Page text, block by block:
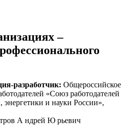
–
разработчик: Общероссийское
«Союз работодателей
и науки России»,
А ндрей Ю рьевич